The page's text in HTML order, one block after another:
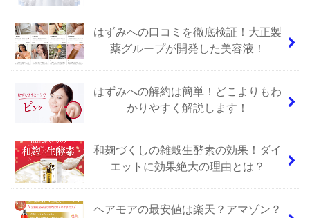
はずみへの口コミを徹底検証！大正製
薬グループが開発した美容液！
はずみへの解約は簡単！どこよりもわ
かりやすく解説します！
和麹づくしの雑穀生酵素の効果！ダイ
エットに効果絶大の理由とは？
ヘアモアの最安値は楽天？アマゾン？